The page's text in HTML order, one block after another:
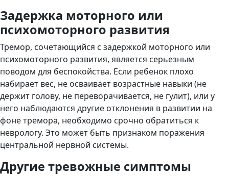
Задержка моторного или
психомоторного развития
Тремор, сочетающийся с задержкой моторного или
психомоторного развития, является серьезным
поводом для беспокойства. Если ребенок плохо
набирает вес, не осваивает возрастные навыки (не
держит голову, не переворачивается, не гулит), или у
него наблюдаются другие отклонения в развитии на
фоне тремора, необходимо срочно обратиться к
неврологу. Это может быть признаком поражения
центральной нервной системы.
Другие тревожные симптомы